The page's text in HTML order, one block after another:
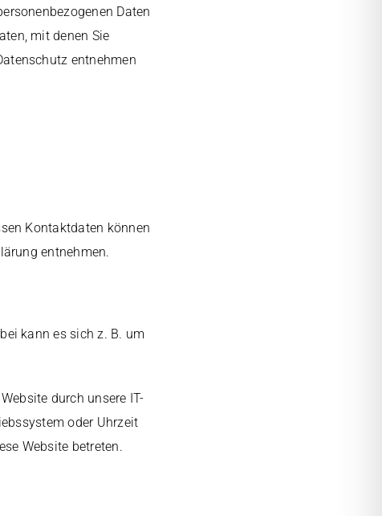
Daten
mit denen Sie
entnehmen
Kontaktdaten können
entnehmen.
kann es sich z. B. um
durch unsere IT-
oder Uhrzeit
Website betreten.